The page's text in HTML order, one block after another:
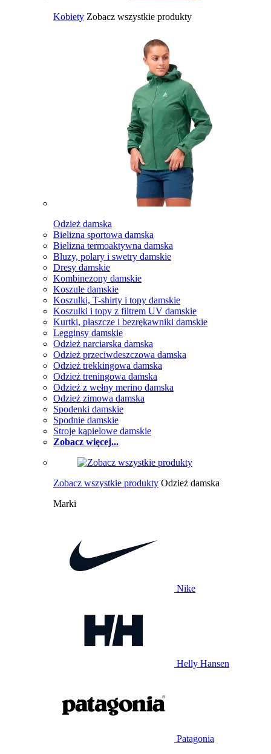
Kobiety Zobacz wszystkie produkty
Odzież damska
Bielizna sportowa damska
Bielizna termoaktywna damska
Bluzy, polary i swetry damskie
Dresy damskie
Kombinezony damskie
Koszule damskie
Koszulki, T-shirty i topy damskie
Koszulki i topy z filtrem UV damskie
Kurtki, płaszcze i bezrękawniki damskie
Legginsy damskie
Odzież narciarska damska
Odzież przeciwdeszczowa damska
Odzież trekkingowa damska
Odzież treningowa damska
Odzież z wełny merino damska
Odzież zimowa damska
Spodenki damskie
Spodnie damskie
Stroje kąpielowe damskie
Zobacz więcej...
Zobacz wszystkie produkty Odzież damska
Marki
Nike
Helly Hansen
Patagonia